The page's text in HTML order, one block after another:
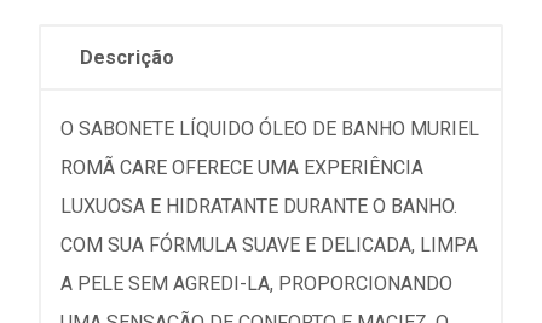
Descrição
O SABONETE LÍQUIDO ÓLEO DE BANHO MURIEL
ROMÃ CARE OFERECE UMA EXPERIÊNCIA
LUXUOSA E HIDRATANTE DURANTE O BANHO.
COM SUA FÓRMULA SUAVE E DELICADA, LIMPA
A PELE SEM AGREDI-LA, PROPORCIONANDO